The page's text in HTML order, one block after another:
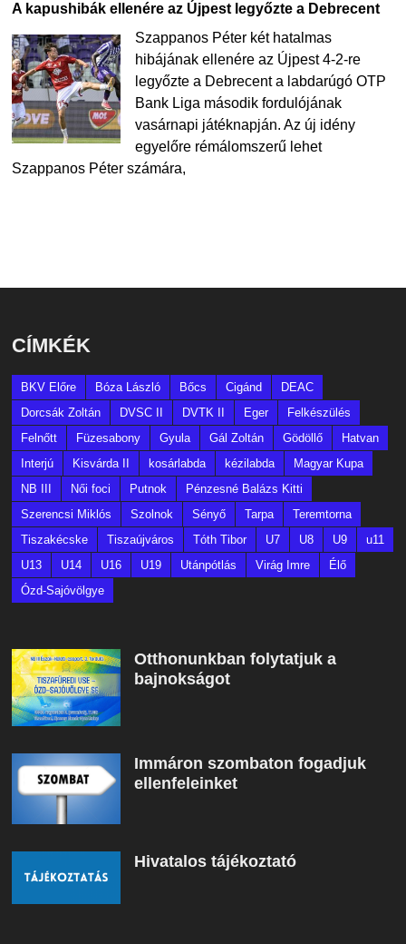
A kapushibák ellenére az Újpest legyőzte a Debrecent
Szappanos Péter két hatalmas
hibájának ellenére az Újpest 4-2-re
legyőzte a Debrecent a labdarúgó OTP
Bank Liga második fordulójának
vasárnapi játéknapján. Az új idény
egyelőre rémálomszerű lehet
Szappanos Péter számára,
CÍMKÉK
BKV Előre Bóza László Bőcs Cigánd
DEAC
Dorcsák Zoltán
DVSC II DVTK II Eger
Felkészülés
Felnőtt
Füzesabony Gyula Gál Zoltán Gödöllő
Hatvan
Interjú
Kisvárda II kosárlabda kézilabda
Magyar Kupa
NB III
Női foci Putnok
Pénzesné Balázs Kitti
Szerencsi Miklós
Szolnok Sényő Tarpa
Teremtorna
Tiszakécske
Tiszaújváros Tóth Tibor U7 U8 U9
u11
U13
U14 U16 U19 Utánpótlás Virág Imre
Élő
Ózd-Sajóvölgye
Otthonunkban folytatjuk a
bajnokságot
Immáron szombaton fogadjuk
ellenfeleinket
Hivatalos tájékoztató